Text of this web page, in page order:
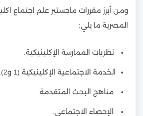
ومن أبرز مقررات ماجستير علم اجتماع
المصرية ما يلي:
نظريات الممارسة الإكلينيكية.
الخدمة الاجتماعية الإكلينيكية (1 و2).
مناهج البحث المتقدمة.
الإحصاء الاجتماعي.